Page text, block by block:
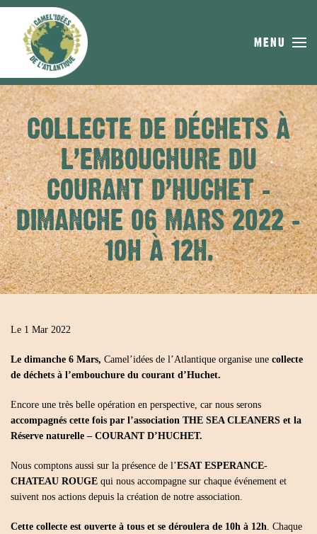
Skip to main content
MENU
COLLECTE DE DÉCHETS À
L’EMBOUCHURE DU
COURANT D’HUCHET –
DIMANCHE 06 MARS 2022 –
10H À 12H.
Le 1 Mar 2022
Le dimanche 6 Mars, Camel’idées de l’Atlantique organise une collecte
de déchets à l’embouchure du courant d’Huchet.
Encore une très belle opération en perspective, car nous serons
accompagnés cette fois par l’association THE SEA CLEANERS et la
Réserve naturelle – COURANT D’HUCHET.
Nous comptons aussi sur la présence de l’ESAT ESPERANCE-
CHATEAU ROUGE qui nous accompagne sur chaque événement et
suivent nos actions depuis la création de notre association.
Cette collecte est ouverte à tous et se déroulera de 10h à 12h. Chaque